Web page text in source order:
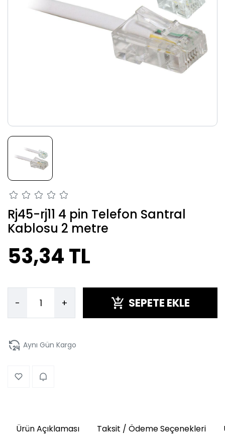
Rj45-rj11 4 pin Telefon Santral
Kablosu 2 metre
53,34 TL
- + SEPETE EKLE
Aynı Gün Kargo
Ürün Açıklaması Taksit / Ödeme Seçenekleri